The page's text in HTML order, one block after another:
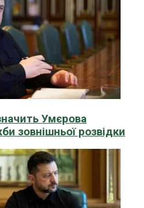
Умєрова
зовнішньої розвідки